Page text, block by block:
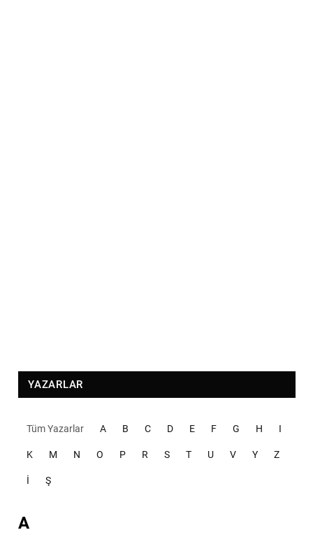
YAZARLAR
Tüm Yazarlar A B C D E F G H I
K M N O P R S T U V Y Z
İ Ş
A